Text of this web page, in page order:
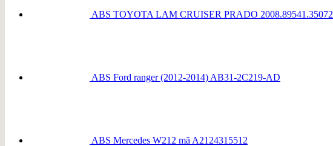
ABS TOYOTA LAM CRUISER PRADO 2008.89541.35072
ABS Ford ranger (2012-2014) AB31-2C219-AD
ABS Mercedes W212 mã A2124315512